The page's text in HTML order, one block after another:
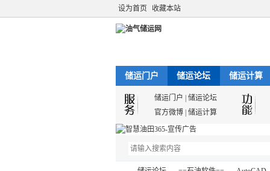
设为首页 收藏本站
储运门户 储运论坛 储运计算
储运门户
储运论坛
官方微博 储运计算